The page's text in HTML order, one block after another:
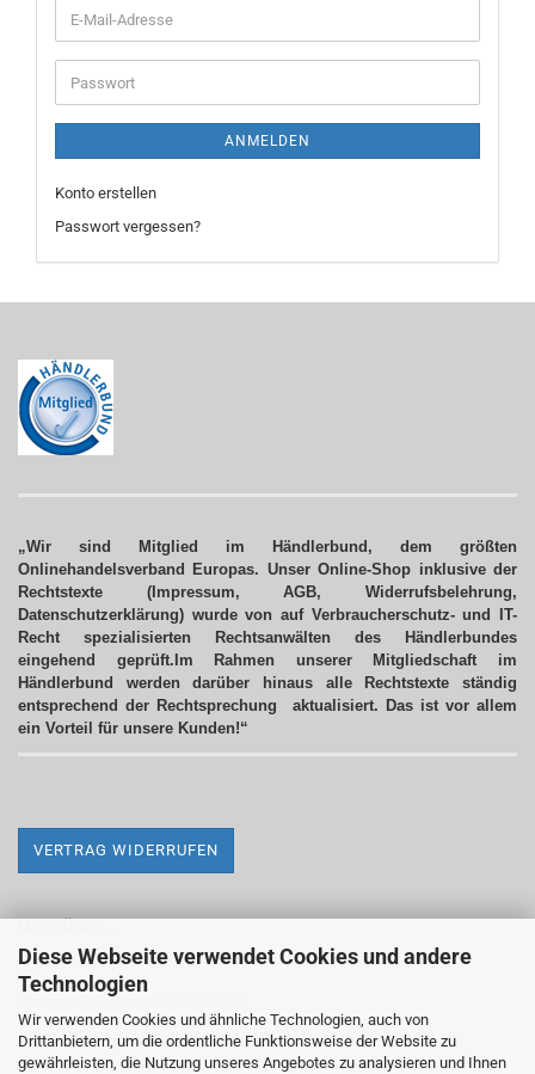
Diese Webseite verwendet Cookies und andere
Technologien
Wir verwenden Cookies und ähnliche Technologien, auch von
Drittanbietern, um die ordentliche Funktionsweise der Website zu
gewährleisten, die Nutzung unseres Angebotes zu analysieren und Ihnen
E-
Mail-
Adresse
Passwort
ANMELDEN
Konto erstellen
Passwort vergessen?
„Wir sind Mitglied im Händlerbund, dem größten
Onlinehandelsverband Europas. Unser Online-Shop inklusive der
Rechtstexte (Impressum, AGB, Widerrufsbelehrung,
Datenschutzerklärung) wurde von auf Verbraucherschutz- und IT-
Recht spezialisierten Rechtsanwälten des Händlerbundes
eingehend geprüft.Im Rahmen unserer Mitgliedschaft im
Händlerbund werden darüber hinaus alle Rechtstexte ständig
entsprechend der Rechtsprechung aktualisiert. Das ist vor allem
ein Vorteil für unsere Kunden!“
VERTRAG WIDERRUFEN
Impressum
Versand- & Zahlungsbedingungen
Widerrufsrecht & Widerrufsformular